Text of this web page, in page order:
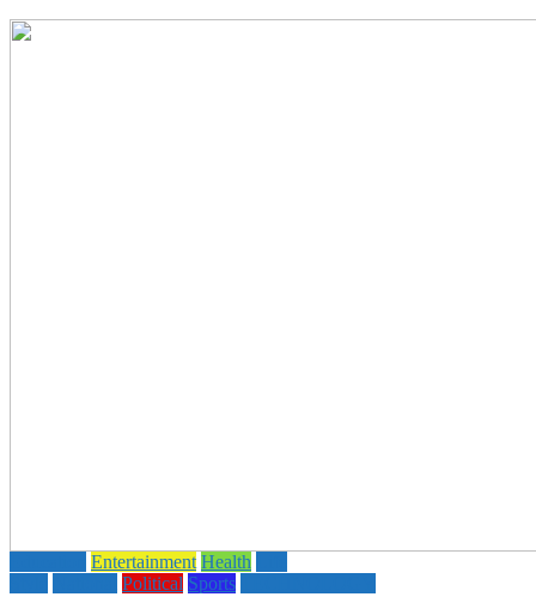
Entertainment Health
Political Sports